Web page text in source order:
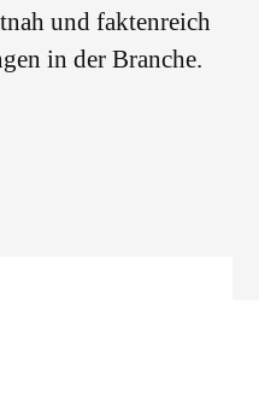
und faktenreich
in der Branche.